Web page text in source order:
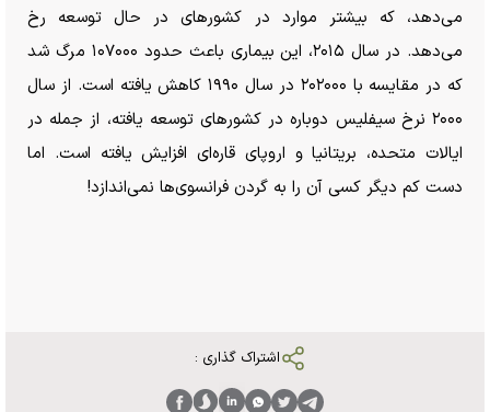
می‌دهد، که بیشتر موارد در کشور‌های در حال توسعه رخ
می‌دهد. در سال ۲۰۱۵، این بیماری باعث حدود ۱۰۷۰۰۰ مرگ شد
که در مقایسه با ۲۰۲۰۰۰ در سال ۱۹۹۰ کاهش یافته است. از سال
۲۰۰۰ نرخ سیفلیس دوباره در کشور‌های توسعه یافته، از جمله در
ایالات متحده، بریتانیا و اروپای قاره‌ای افزایش یافته است. اما
دست کم دیگر کسی آن را به گردن فرانسوی‌ها نمی‌اندازد!
اشتراک گذاری :